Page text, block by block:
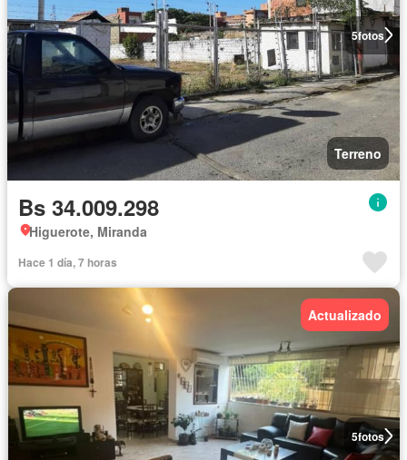
5fotos
Terreno
Bs 34.009.298
Higuerote, Miranda
Hace 1 día, 7 horas
5fotos
Actualizado